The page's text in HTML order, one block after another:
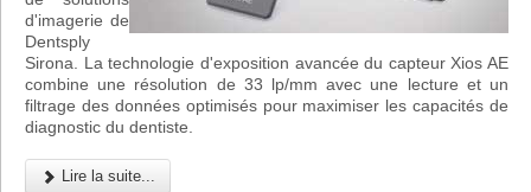
d'imagerie de
Dentsply
Sirona. La technologie d'exposition avancée du capteur Xios AE
combine une résolution de 33 lp/mm avec une lecture et un
filtrage des données optimisés pour maximiser les capacités de
diagnostic du dentiste.
Lire la suite...